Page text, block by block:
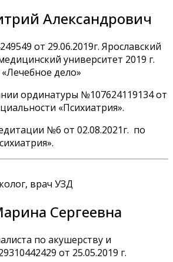
Александрович
от 29.06.2019г. Ярославский
университет 2019 г.
дело»
ординатуры №107624119134 от
«Психиатрия».
№6 от 02.08.2021г. по
врач УЗД
Сергеевна
по акушерству и
от 25.05.2019 г.